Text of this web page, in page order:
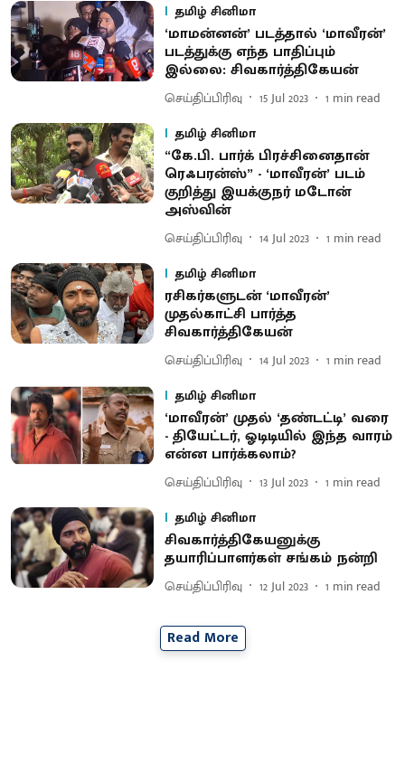
தமிழ் சினிமா
‘மாமன்னன்’ படத்தால் ‘மாவீரன்’
படத்துக்கு எந்த பாதிப்பும்
இல்லை: சிவகார்த்திகேயன்
செய்திப்பிரிவு 15 Jul 2023 1 min read
தமிழ் சினிமா
“கே.பி. பார்க் பிரச்சினைதான்
ரெஃபரன்ஸ்” - ‘மாவீரன்’ படம்
குறித்து இயக்குநர் மடோன்
அஸ்வின்
செய்திப்பிரிவு 14 Jul 2023 1 min read
தமிழ் சினிமா
ரசிகர்களுடன் ‘மாவீரன்’
முதல்காட்சி பார்த்த
சிவகார்த்திகேயன்
செய்திப்பிரிவு 14 Jul 2023 1 min read
தமிழ் சினிமா
‘மாவீரன்’ முதல் ‘தண்டட்டி’ வரை
- தியேட்டர், ஓடிடியில் இந்த வாரம்
என்ன பார்க்கலாம்?
செய்திப்பிரிவு 13 Jul 2023 1 min read
தமிழ் சினிமா
சிவகார்த்திகேயனுக்கு
தயாரிப்பாளர்கள் சங்கம் நன்றி
செய்திப்பிரிவு 12 Jul 2023 1 min read
Read More